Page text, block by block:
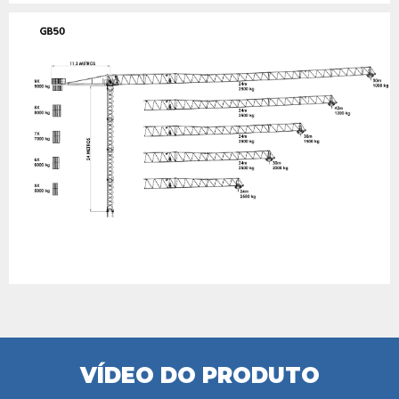
VÍDEO DO PRODUTO